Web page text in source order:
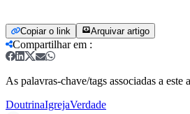
Copiar o link Arquivar artigo
Compartilhar em :
As palavras-chave/tags associadas a este
DoutrinaIgrejaVerdade